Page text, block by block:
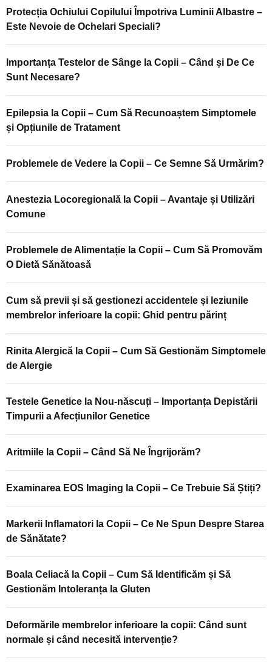
Protecția Ochiului Copilului Împotriva Luminii Albastre –
Este Nevoie de Ochelari Speciali?
Importanța Testelor de Sânge la Copii – Când și De Ce
Sunt Necesare?
Epilepsia la Copii – Cum Să Recunoaștem Simptomele
și Opțiunile de Tratament
Problemele de Vedere la Copii – Ce Semne Să Urmărim?
Anestezia Locoregională la Copii – Avantaje și Utilizări
Comune
Problemele de Alimentație la Copii – Cum Să Promovăm
O Dietă Sănătoasă
Cum să previi și să gestionezi accidentele și leziunile
membrelor inferioare la copii: Ghid pentru părinț
Rinita Alergică la Copii – Cum Să Gestionăm Simptomele
de Alergie
Testele Genetice la Nou-născuți – Importanța Depistării
Timpurii a Afecțiunilor Genetice
Aritmiile la Copii – Când Să Ne Îngrijorăm?
Examinarea EOS Imaging la Copii – Ce Trebuie Să Știți?
Markerii Inflamatori la Copii – Ce Ne Spun Despre Starea
de Sănătate?
Boala Celiacă la Copii – Cum Să Identificăm și Să
Gestionăm Intoleranța la Gluten
Deformările membrelor inferioare la copii: Când sunt
normale și când necesită intervenție?